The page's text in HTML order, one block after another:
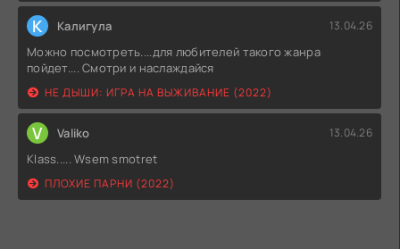
К Калигула 13.04.26
Можно посмотреть....для любителей такого жанра
пойдет.... Смотри и наслаждайся
НЕ ДЫШИ: ИГРА НА ВЫЖИВАНИЕ (2022)
V Valiko 13.04.26
Klass..... Wsem smotret
ПЛОХИЕ ПАРНИ (2022)